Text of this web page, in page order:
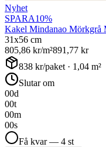
Nyhet
SPARA10%
Kakel Mindanao Mörkgrå
31x56 cm
805,86 kr/m²891,77 kr
838 kr/paket · 1,04 m²
Slutar om
00d
00t
00m
00s
Få kvar — 4 st